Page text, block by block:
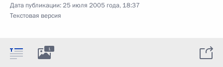
Дата публикации:25 июля 2005 года, 18:37
Текстовая версия
1